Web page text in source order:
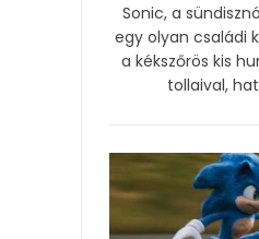
Sonic, a
egy olyan családi
a kékszőrös kis
tollaival,